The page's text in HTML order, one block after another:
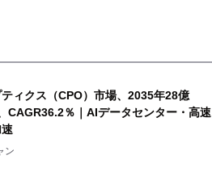
ィクス（CPO）市場、2035年28億
CAGR36.2％｜AIデータセンター・高速
ン